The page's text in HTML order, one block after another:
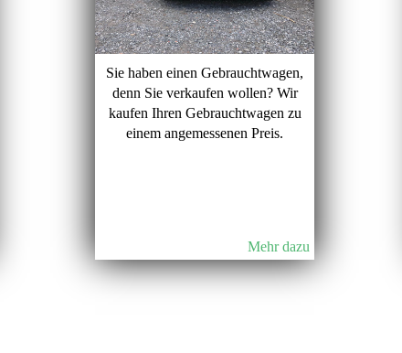
Sie haben einen Gebrauchtwagen,
denn Sie verkaufen wollen? Wir
kaufen Ihren Gebrauchtwagen zu
einem angemessenen Preis.
Mehr dazu